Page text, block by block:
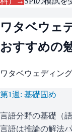
ワタベウェ
おすすめの
ワタベウェディング
第1週: 基礎固め
言語分野の基礎（
言語は推論の解法